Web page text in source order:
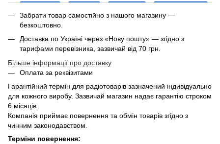
Забрати товар самостійно з нашого магазину —
безкоштовно.
Доставка по Україні через «Нову пошту» — згідно з
тарифами перевізника, зазвичай від 70 грн.
Більше інформації про доставку
Оплата за реквізитами
Гарантійний термін для радіотоварів зазначений індивідуально
для кожного виробу. Зазвичай магазин надає гарантію строком
6 місяців.
Компанія приймає повернення та обмін товарів згідно з
чинним законодавством.
Терміни повернення: